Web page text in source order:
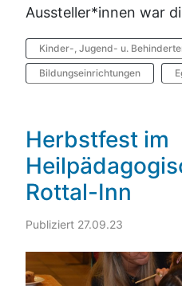
Aussteller*innen war
Kinder-, Jugend- u.
Bildungseinrichtungen
Herbstfest im
Rottal-Inn
Publiziert 27.09.23